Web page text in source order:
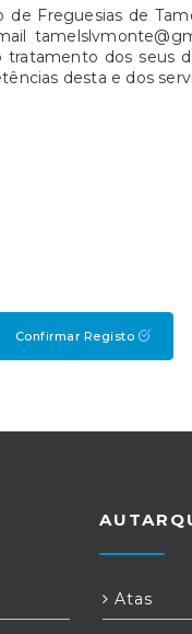
Freguesias de
dos seus
desta e dos
Confirmar Registo
Atas